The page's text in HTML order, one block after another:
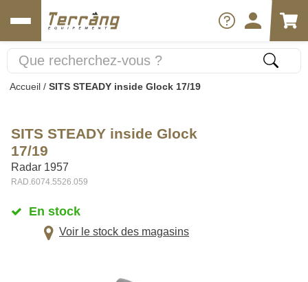
Accueil / SITS STEADY inside Glock 17/19
SITS STEADY inside Glock
17/19
Radar 1957
RAD.6074.5526.059
En stock
Voir le stock des magasins